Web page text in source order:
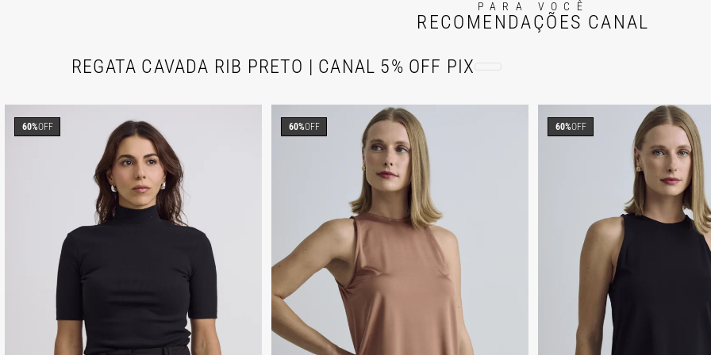
PARA VOCÊ
RECOMENDAÇÕES CANAL
REGATA CAVADA RIB PRETO | CANAL 5% OFF PIX
60%OFF 60%OFF 60%OFF